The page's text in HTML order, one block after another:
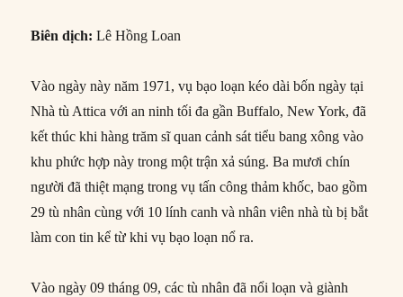
Biên dịch: Lê Hồng Loan
Vào ngày này năm 1971, vụ bạo loạn kéo dài bốn ngày tại
Nhà tù Attica với an ninh tối đa gần Buffalo, New York, đã
kết thúc khi hàng trăm sĩ quan cảnh sát tiểu bang xông vào
khu phức hợp này trong một trận xả súng. Ba mươi chín
người đã thiệt mạng trong vụ tấn công thảm khốc, bao gồm
29 tù nhân cùng với 10 lính canh và nhân viên nhà tù bị bắt
làm con tin kể từ khi vụ bạo loạn nổ ra.
Vào ngày 09 tháng 09, các tù nhân đã nổi loạn và giành